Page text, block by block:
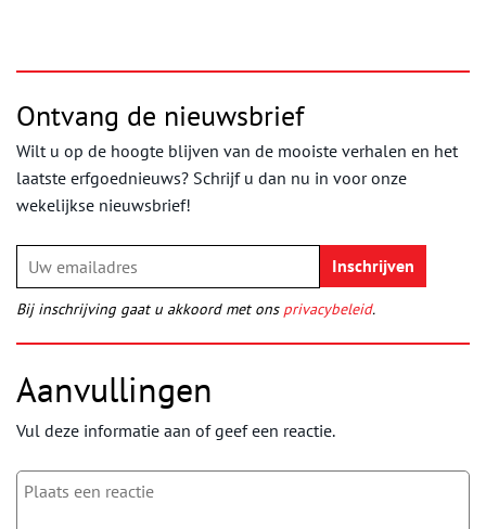
Ontvang de nieuwsbrief
Wilt u op de hoogte blijven van de mooiste verhalen en het
laatste erfgoednieuws? Schrijf u dan nu in voor onze
wekelijkse nieuwsbrief!
Bij inschrijving gaat u akkoord met ons privacybeleid.
Aanvullingen
Vul deze informatie aan of geef een reactie.